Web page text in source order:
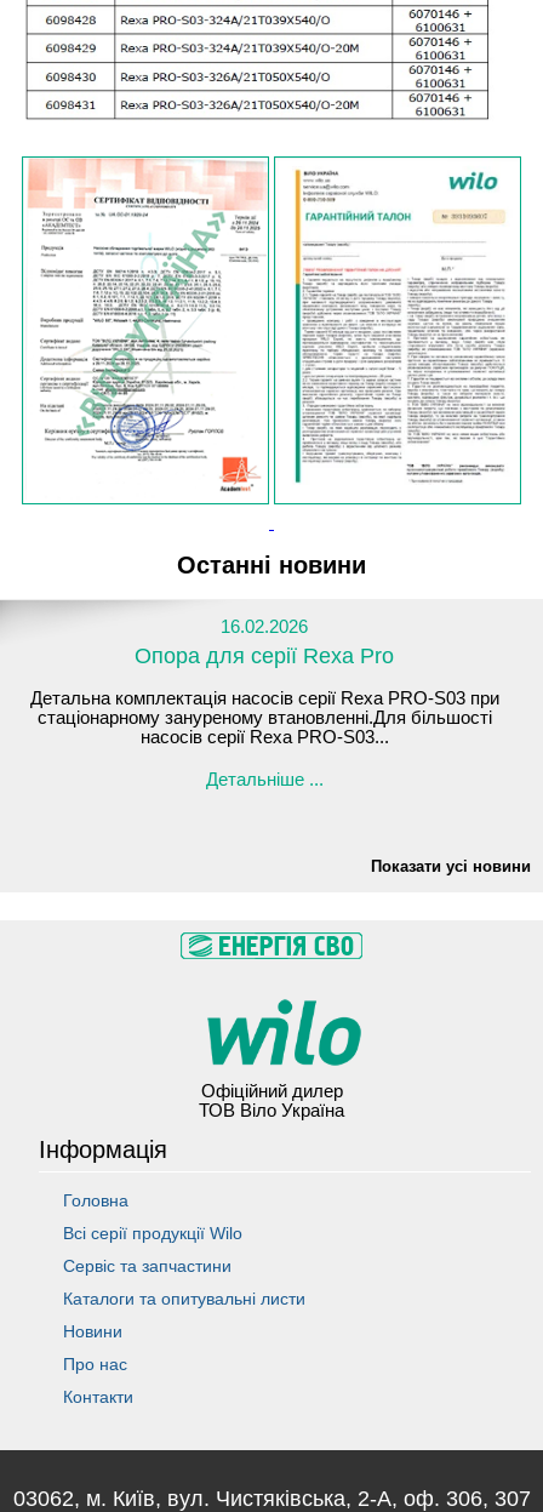
Останні новини
16.02.2026
Опора для серії Rexa Pro
Детальна комплектація насосів серії Rexa PRO-S03 при
стаціонарному зануреному втановленні.Для більшості
насосів серії Rexa PRO-S03...
Детальніше ...
Показати усі новини
Офіційний дилер
ТОВ Віло Україна
Інформація
Головна
Всі серії продукції Wilo
Сервіс та запчастини
Каталоги та опитувальні листи
Новини
Про нас
Контакти
03062, м. Київ, вул. Чистяківська, 2-А, оф. 306, 307